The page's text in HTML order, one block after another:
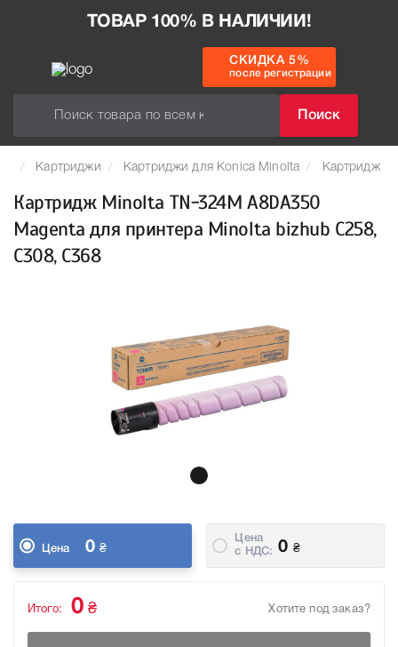
ТОВАР 100% В НАЛИЧИИ!
Поиск
СКИДКА 5%
после регистрации
Картриджи Картриджи для Konica Minolta Картридж
Картридж Minolta TN-324M A8DA350
Magenta для принтера Minolta bizhub C258,
C308, C368
Цена 0 ₴
Цена
c НДС:
0 ₴
Хотите под заказ?
Итого: 0 ₴